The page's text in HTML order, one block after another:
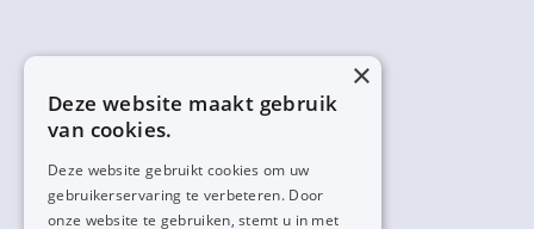
×
Deze website maakt gebruik
van cookies.
Deze website gebruikt cookies om uw
gebruikerservaring te verbeteren. Door
onze website te gebruiken, stemt u in met